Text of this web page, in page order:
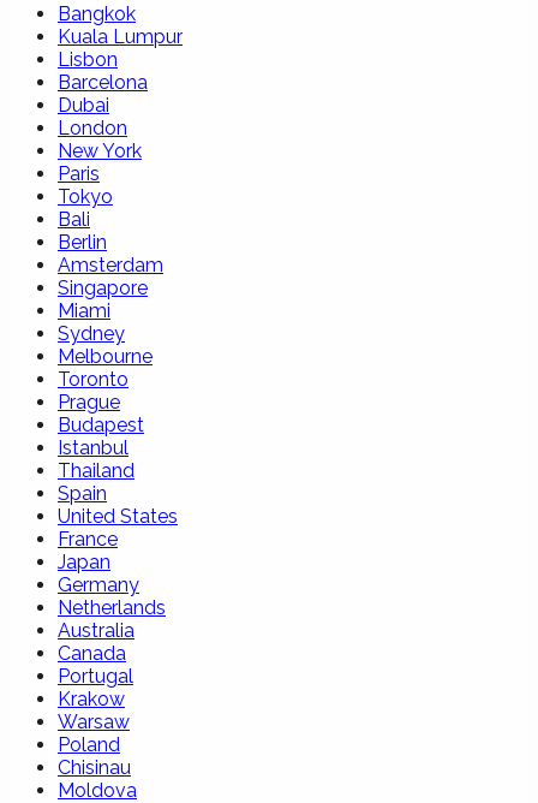
Bangkok
Kuala Lumpur
Lisbon
Barcelona
Dubai
London
New York
Paris
Tokyo
Bali
Berlin
Amsterdam
Singapore
Miami
Sydney
Melbourne
Toronto
Prague
Budapest
Istanbul
Thailand
Spain
United States
France
Japan
Germany
Netherlands
Australia
Canada
Portugal
Krakow
Warsaw
Poland
Chisinau
Moldova